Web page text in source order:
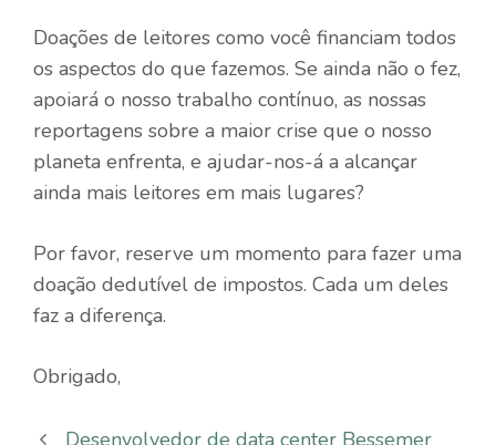
Doações de leitores como você financiam todos
os aspectos do que fazemos. Se ainda não o fez,
apoiará o nosso trabalho contínuo, as nossas
reportagens sobre a maior crise que o nosso
planeta enfrenta, e ajudar-nos-á a alcançar
ainda mais leitores em mais lugares?
Por favor, reserve um momento para fazer uma
doação dedutível de impostos. Cada um deles
faz a diferença.
Obrigado,